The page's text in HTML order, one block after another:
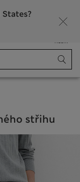
Košík
střihu